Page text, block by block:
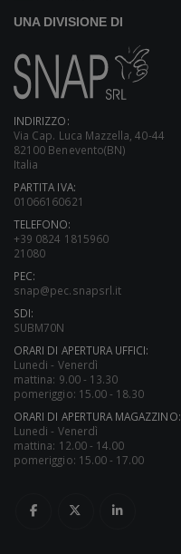
UNA DIVISIONE DI
INDIRIZZO:
Via Cap. Luca Mazzella, 40-44
82100 Benevento(BN)
Italia
PARTITA IVA:
01066160621
TELEFONO:
+39 0824 1815960
21080
PEC:
snap@pec.snapsrl.it
SDI:
SUBM70N
ORARI DI APERTURA UFFICI:
Lunedi - Venerdì
mattina: 9.00 - 13.30
pomeriggio: 15.00 - 18.30
ORARI DI APERTURA MAGAZZINO:
Lunedi - Venerdì
mattina: 12.00 - 14.00
pomeriggio: 15.00 - 17.00